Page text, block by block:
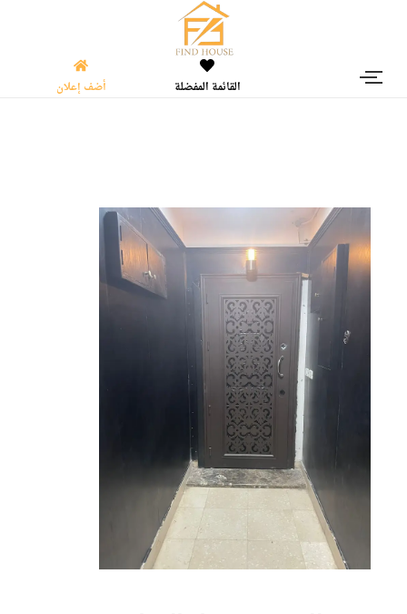
القائمة المفضلة أضف إعلان